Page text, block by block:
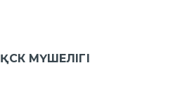
ҚСК МҮШЕЛІГІ